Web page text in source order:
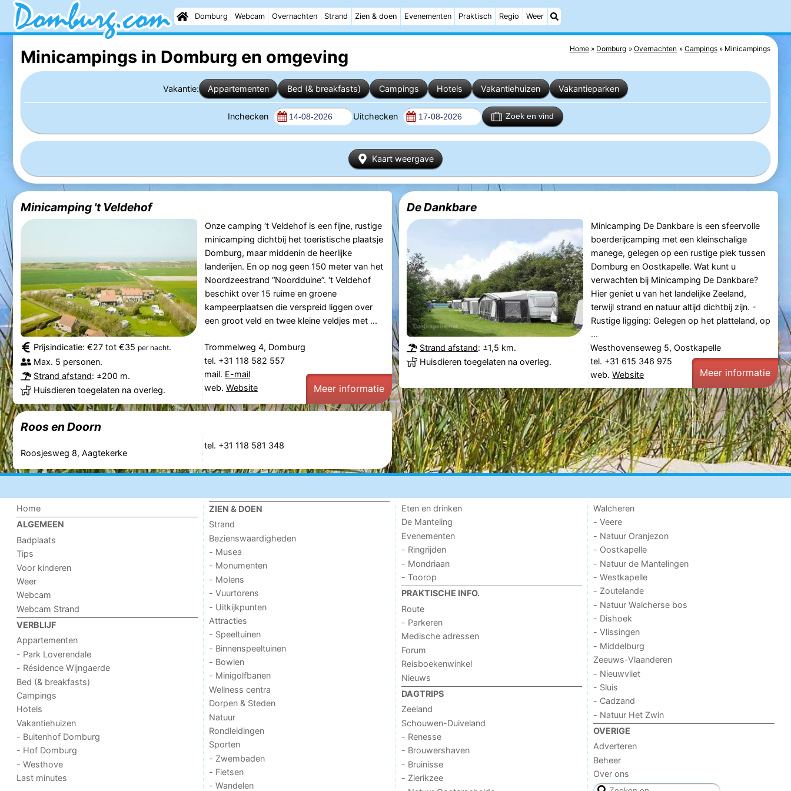
Domburg Webcam Overnachten Strand Zien & doen Evenementen Praktisch Regio Weer
Home Domburg Overnachten Campings Minicampings
Minicampings in Domburg en omgeving
Vakantie: Appartementen Bed (& breakfasts) Campings Hotels Vakantiehuizen Vakantieparken
Inchecken Uitchecken Zoek en vind
Kaart weergave
Minicamping 't Veldehof
Onze camping ‘t Veldehof is een fijne, rustige
minicamping dichtbij het toeristische plaatsje
Domburg, maar middenin de heerlijke
landerijen. En op nog geen 150 meter van het
Noordzeestrand “Noordduine”. ‘t Veldehof
beschikt over 15 ruime en groene
kampeerplaatsen die verspreid liggen over
een groot veld en twee kleine veldjes met ...
Prijsindicatie: €27 tot €35 per nacht.
Max. 5 personen.
Strand afstand: ±200 m.
Huisdieren toegelaten na overleg.
Trommelweg 4, Domburg
tel. +31 118 582 557
mail. E-mail
web. Website Meer informatie
De Dankbare
Minicamping De Dankbare is een sfeervolle
boerderijcamping met een kleinschalige
manege, gelegen op een rustige plek tussen
Domburg en Oostkapelle. Wat kunt u
verwachten bij Minicamping De Dankbare?
Hier geniet u van het landelijke Zeeland,
terwijl strand en natuur altijd dichtbij zijn. -
Rustige ligging: Gelegen op het platteland, op
...
Strand afstand: ±1,5 km.
Huisdieren toegelaten na overleg.
Westhovenseweg 5, Oostkapelle
tel. +31 615 346 975
web.Website Meer informatie
Roos en Doorn
Roosjesweg 8, Aagtekerke
tel. +31 118 581 348
Home
ALGEMEEN
Badplaats
Tips
Voor kinderen
Weer
Webcam
Webcam Strand
VERBLIJF
Appartementen
- Park Loverendale
- Résidence Wijngaerde
Bed (& breakfasts)
Campings
Hotels
Vakantiehuizen
- Buitenhof Domburg
- Hof Domburg
- Westhove
Last minutes
ZIEN & DOEN
Strand
Bezienswaardigheden
- Musea
- Monumenten
- Molens
- Vuurtorens
- Uitkijkpunten
Attracties
- Speeltuinen
- Binnenspeeltuinen
- Bowlen
- Minigolfbanen
Wellness centra
Dorpen & Steden
Natuur
Rondleidingen
Sporten
- Zwembaden
- Fietsen
- Wandelen
Eten en drinken
De Manteling
Evenementen
- Ringrijden
- Mondriaan
- Toorop
PRAKTISCHE INFO.
Route
- Parkeren
Medische adressen
Forum
Reisboekenwinkel
Nieuws
DAGTRIPS
Zeeland
Schouwen-Duiveland
- Renesse
- Brouwershaven
- Bruinisse
- Zierikzee
Walcheren
- Veere
- Natuur Oranjezon
- Oostkapelle
- Natuur de Mantelingen
- Westkapelle
- Zoutelande
- Natuur Walcherse bos
- Dishoek
- Vlissingen
- Middelburg
Zeeuws-Vlaanderen
- Nieuwvliet
- Sluis
- Cadzand
- Natuur Het Zwin
OVERIGE
Adverteren
Beheer
Over ons